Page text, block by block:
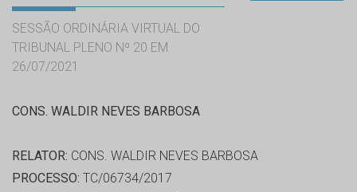
SESSÃO ORDINÁRIA VIRTUAL DO
TRIBUNAL PLENO Nº 20 EM
26/07/2021
CONS. WALDIR NEVES BARBOSA
RELATOR: CONS. WALDIR NEVES BARBOSA
PROCESSO: TC/06734/2017